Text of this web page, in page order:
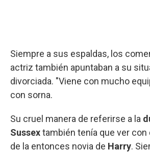
Siempre a sus espaldas, los
actriz también apuntaban a su
divorciada. "Viene con mucho
con sorna.
Su cruel manera de referirse a la
Sussextambién tenía que ver con
de la entonces novia de Harry.